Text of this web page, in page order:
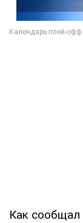
Как сообщал